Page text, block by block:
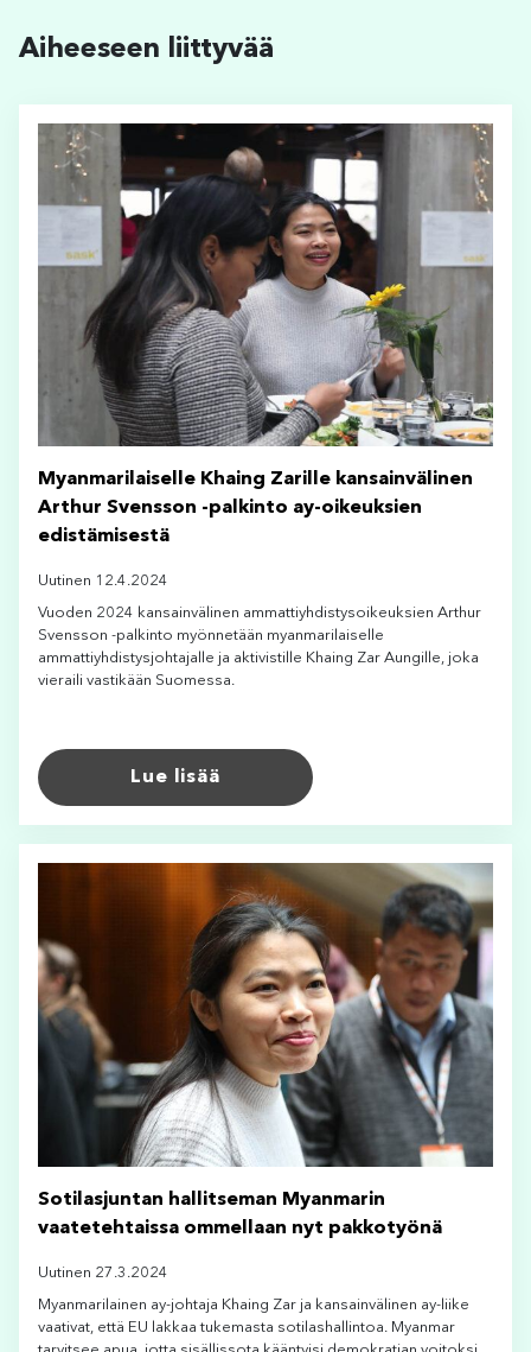
Aiheeseen liittyvää
Myanmarilaiselle Khaing Zarille kansainvälinen
Arthur Svensson -palkinto ay-oikeuksien
edistämisestä
Uutinen 12.4.2024
Vuoden 2024 kansainvälinen ammattiyhdistysoikeuksien Arthur
Svensson -palkinto myönnetään myanmarilaiselle
ammattiyhdistysjohtajalle ja aktivistille Khaing Zar Aungille, joka
vieraili vastikään Suomessa.
Lue lisää
Sotilasjuntan hallitseman Myanmarin
vaatetehtaissa ommellaan nyt pakkotyönä
Uutinen 27.3.2024
Myanmarilainen ay-johtaja Khaing Zar ja kansainvälinen ay-liike
vaativat, että EU lakkaa tukemasta sotilashallintoa. Myanmar